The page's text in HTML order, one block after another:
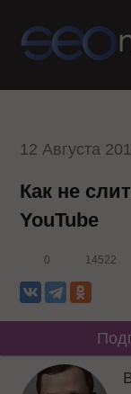
12 Августа
Как не
YouTube
0 14522